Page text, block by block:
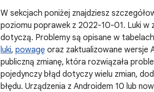
W sekcjach poniżej znajdziesz
poziomu poprawek z 2022-10-01. Luki w
dotyczą. Problemy są opisane w
luki, powagę oraz zaktualizowane wersje
publiczną zmianę, która rozwiązała
pojedynczy błąd dotyczy wielu zmian,
błędu. Urządzenia z Androidem 10 lub